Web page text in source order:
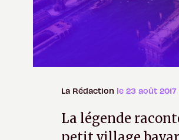
La Rédaction le 23 août 2017
La légende